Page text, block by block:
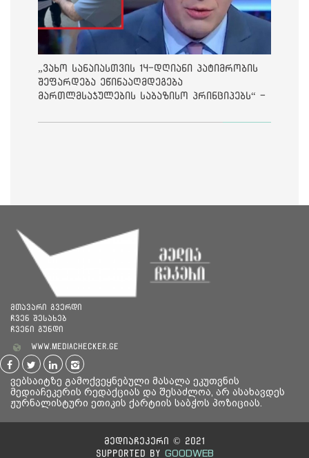
„ვახო სანაიასთვის 14-დღიანი პატიმრობის
შეფარდება ეწინააღმდეგება
მართლმსაჯულების საბაზისო პრინციპებს“ -
მთავარი გვერდი
ჩვენ შესახებ
ჩვენი გუნდი
www.mediachecker.ge
ვებსაიტზე გამოქვეყნებული მასალა ეკუთვნის
მედიაჩეკერის რედაქციას და შესაძლოა, არ ასახავდეს
ჟურნალისტური ეთიკის ქარტიის საბჭოს პოზიციას.
მედიაჩეკერი © 2021
Supported By GOODWEB